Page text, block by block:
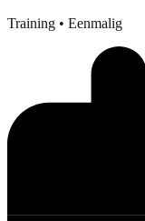
Training • Eenmalig